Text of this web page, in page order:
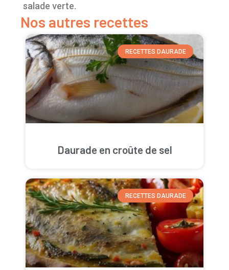
salade verte.
Nos autres recettes
RECETTES DAURADE
Daurade en croûte de sel
RECETTES DAURADE